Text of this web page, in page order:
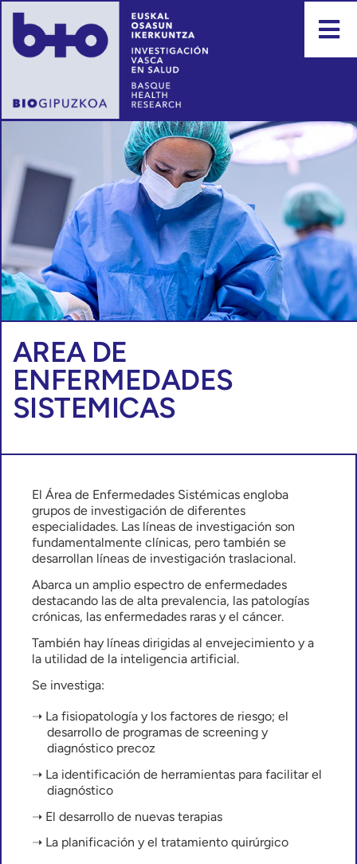
AREA DE
ENFERMEDADES
SISTEMICAS
El Área de Enfermedades Sistémicas engloba
grupos de investigación de diferentes
especialidades. Las líneas de investigación son
fundamentalmente clínicas, pero también se
desarrollan líneas de investigación traslacional.
Abarca un amplio espectro de enfermedades
destacando las de alta prevalencia, las patologías
crónicas, las enfermedades raras y el cáncer.
También hay líneas dirigidas al envejecimiento y a
la utilidad de la inteligencia artificial.
Se investiga:
La fisiopatología y los factores de riesgo; el
desarrollo de programas de screening y
diagnóstico precoz
La identificación de herramientas para facilitar el
diagnóstico
El desarrollo de nuevas terapias
La planificación y el tratamiento quirúrgico